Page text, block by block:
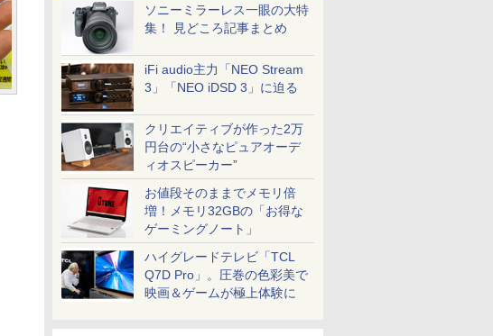
ソニーミラーレス一眼の大特
集！ 見どころ記事まとめ
iFi audio主力「NEO Stream
3」「NEO iDSD 3」に迫る
クリエイティブが作った2万
円台の“小さなピュアオーデ
ィオスピーカー”
お値段そのままでメモリ倍
増！メモリ32GBの「お得な
ゲーミングノート」
ハイグレードテレビ「TCL
Q7D Pro」。圧巻の色彩美で
映画＆ゲームが極上体験に